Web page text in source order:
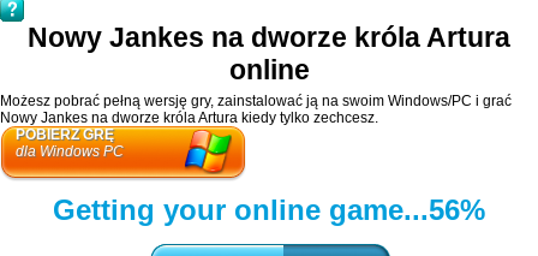
Nowy Jankes na dworze króla Artura
online
Możesz pobrać pełną wersję gry, zainstalować ją na swoim Windows/PC i grać
Nowy Jankes na dworze króla Artura kiedy tylko zechcesz.
POBIERZ GRĘ
dla Windows PC
Getting your online game...58%